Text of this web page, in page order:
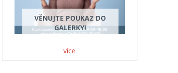
VĚNUJTE POUKAZ DO
GALERKY!
více